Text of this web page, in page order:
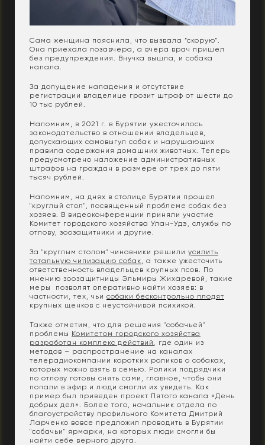
Сама женщина пояснила, что вызвала “скорую”.
Она приехала позавчера, а вчера врач пришел
без предупреждения. Внучка вышла, и собака
напала.
За допущение нападения и отсутствие
регистрации владелице грозит штраф от шести до
10 тыс рублей.
Напомним, в 2021 г. в Бурятии ужесточилось
законодательство в отношении владельцев,
допускающих самовыгул собак и нарушающих
правила содержания домашних животных. Теперь
предусмотрено наложение административных
штрафов на граждан в размере от трех до пяти
тысяч рублей.
Напомним, на днях в столице Бурятии прошел
"круглый стол", посвященный проблеме собак без
хозяев. В видеоконференции приняли участие
Комитет городского хозяйства Улан-Удэ, службы по
отлову, зоозащитники и другие.
За "круглым столом" чиновники решили усилить
тотальную чипизацию собак, а также ужесточить
ответственность владельцев крупных псов. По
мнению зоозащитницы Эльмиры Жихаревой, такие
меры позволят оперативно найти хозяев: в
частности, тех, чьи собаки бесконтрольно плодят
крупных щенков с неустойчивой психикой.
Также отметим, что для решения "собачьей"
проблемы Комитетом городского хозяйства
разработан комплекс действий , где один из
методов – распространение на каналах
телерадиокомпании коротких роликов о собаках,
которых можно взять в семью. Ролики подрядчики
по отлову готовы снять сами, главное, чтобы они
попали в эфир и люди смогли их увидеть. Как
пример был приведен проект Пятого канала «День
добрых дел». Более того, начальник отдела по
благоустройству профильного Комитета Дмитрий
Ларченко вовсе предложил проводить в Бурятии
"собачьи" ярмарки, на которых люди смогли бы
найти себе верного друга.